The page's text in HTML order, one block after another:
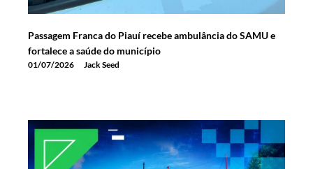
Passagem Franca do Piauí recebe ambulância do SAMU e
fortalece a saúde do município
01/07/2026 Jack Seed